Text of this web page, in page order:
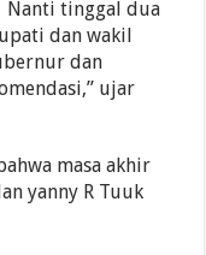
Nanti tinggal dua
dan wakil
dan
ujar
masa akhir
yanny R Tuuk